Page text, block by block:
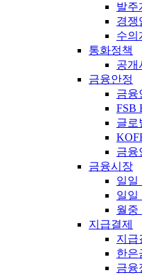
발주
경쟁
수의
통화정책
공개
금융안정
금융
FSB
글로
금융
금융시장
일일
일일
월중
지급결제
지급
한은
금융